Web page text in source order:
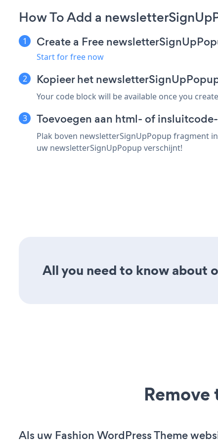
How To Add a
Create a Free
Start for free now
Kopieer het
Your code block will be available once you
Toevoegen aan html- of
Plak boven newsletterSignUpPopup fragment
uw newsletterSignUpPopup verschijnt!
All you need to know about
Als uw Fashion WordPress Theme